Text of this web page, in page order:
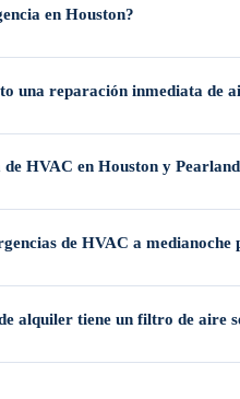
en Houston?
una reparación inmediata de
HVAC en Houston y
de HVAC a medianoche
de inactividad.
alquiler tiene un filtro de aire